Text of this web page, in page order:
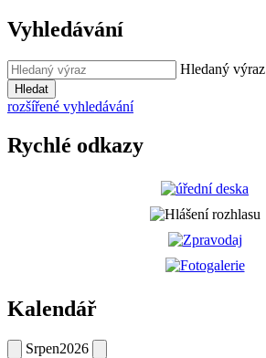
Vyhledávání
Hledaný výraz
Hledat
rozšířené vyhledávání
Rychlé odkazy
Kalendář
Srpen2026